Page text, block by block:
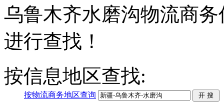
乌鲁木齐水磨沟物流商
进行查找！
按信息地区查找:
按物流商务地区查询